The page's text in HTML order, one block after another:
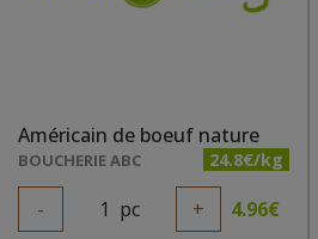
Américain de boeuf nature
BOUCHERIE ABC 24.8€/kg
- 1 pc + 4.96€